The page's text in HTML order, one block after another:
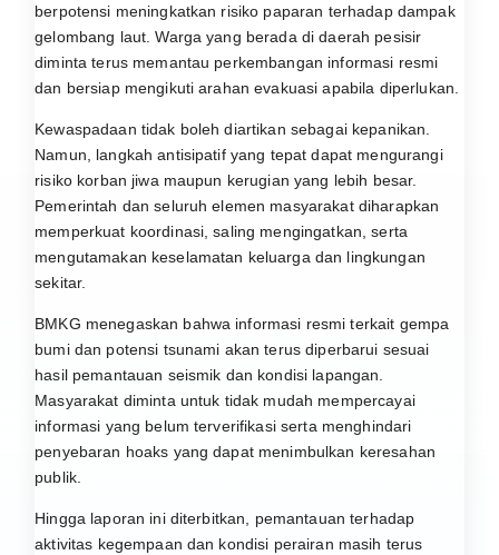
berpotensi meningkatkan risiko paparan terhadap dampak
gelombang laut. Warga yang berada di daerah pesisir
diminta terus memantau perkembangan informasi resmi
dan bersiap mengikuti arahan evakuasi apabila diperlukan.
Kewaspadaan tidak boleh diartikan sebagai kepanikan.
Namun, langkah antisipatif yang tepat dapat mengurangi
risiko korban jiwa maupun kerugian yang lebih besar.
Pemerintah dan seluruh elemen masyarakat diharapkan
memperkuat koordinasi, saling mengingatkan, serta
mengutamakan keselamatan keluarga dan lingkungan
sekitar.
BMKG menegaskan bahwa informasi resmi terkait gempa
bumi dan potensi tsunami akan terus diperbarui sesuai
hasil pemantauan seismik dan kondisi lapangan.
Masyarakat diminta untuk tidak mudah mempercayai
informasi yang belum terverifikasi serta menghindari
penyebaran hoaks yang dapat menimbulkan keresahan
publik.
Hingga laporan ini diterbitkan, pemantauan terhadap
aktivitas kegempaan dan kondisi perairan masih terus